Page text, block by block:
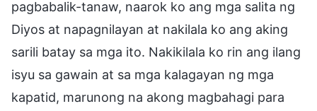
pagbabalik-tanaw, naarok ko ang mga salita ng
Diyos at napagnilayan at nakilala ko ang aking
sarili batay sa mga ito. Nakikilala ko rin ang ilang
isyu sa gawain at sa mga kalagayan ng mga
kapatid, marunong na akong magbahagi para